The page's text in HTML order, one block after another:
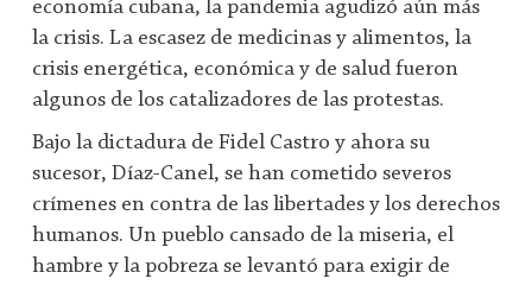
economía cubana, la pandemia agudizó aún más
la crisis. La escasez de medicinas y alimentos, la
crisis energética, económica y de salud fueron
algunos de los catalizadores de las protestas.
Bajo la dictadura de Fidel Castro y ahora su
sucesor, Díaz-Canel, se han cometido severos
crímenes en contra de las libertades y los derechos
humanos. Un pueblo cansado de la miseria, el
hambre y la pobreza se levantó para exigir de